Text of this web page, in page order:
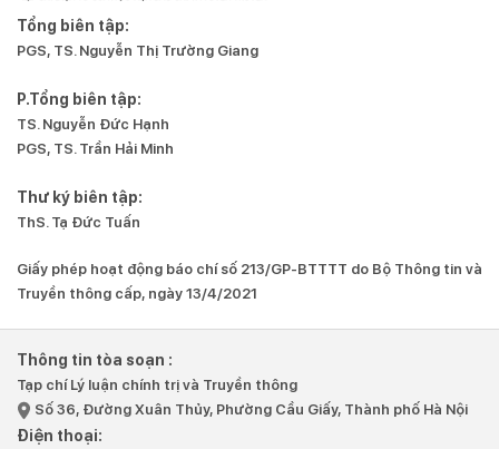
Tổng biên tập:
PGS, TS. Nguyễn Thị Trường Giang
P.Tổng biên tập:
TS. Nguyễn Đức Hạnh
PGS, TS. Trần Hải Minh
Thư ký biên tập:
ThS. Tạ Đức Tuấn
Giấy phép hoạt động báo chí số 213/GP-BTTTT do Bộ Thông tin và
Truyền thông cấp, ngày 13/4/2021
Thông tin tòa soạn :
Tạp chí Lý luận chính trị và Truyền thông
Số 36, Đường Xuân Thủy, Phường Cầu Giấy, Thành phố Hà Nội
Điện thoại: